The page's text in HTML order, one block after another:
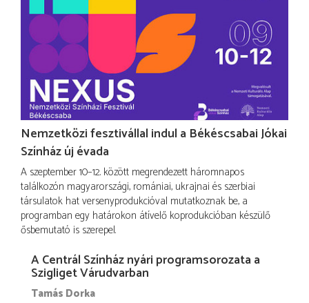
Nemzetközi fesztivállal indul a Békéscsabai Jókai
Színház új évada
A szeptember 10–12. között megrendezett háromnapos
találkozón magyarországi, romániai, ukrajnai és szerbiai
társulatok hat versenyprodukcióval mutatkoznak be, a
programban egy határokon átívelő koprodukcióban készülő
ősbemutató is szerepel.
A Centrál Színház nyári programsorozata a
Szigliget Várudvarban
Tamás Dorka